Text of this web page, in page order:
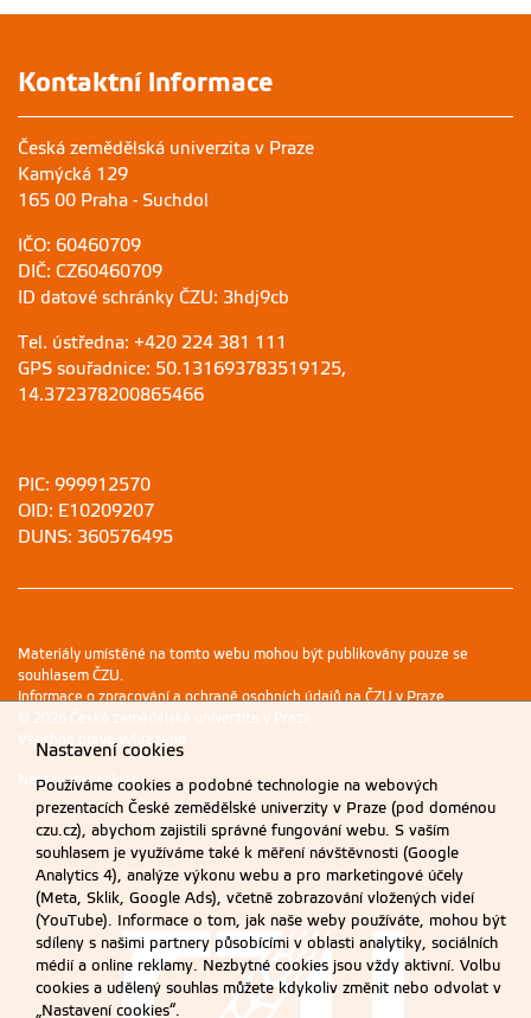
Kontaktní informace
Česká zemědělská univerzita v Praze
Kamýcká 129
165 00 Praha - Suchdol
IČO: 60460709
DIČ: CZ60460709
ID datové schránky ČZU: 3hdj9cb
Tel. ústředna: +420 224 381 111
GPS souřadnice: 50.131693783519125,
14.372378200865466
PIC: 999912570
OID: E10209207
DUNS: 360576495
Materiály umístěné na tomto webu mohou být publikovány pouze se
souhlasem ČZU.
Informace o zpracování a ochraně osobních údajů na ČZU v Praze.
© 2026 Česká zemědělská univerzita v Praze
Všechna práva vyhrazena
Nastavení cookies
Nastavení cookies
Používáme cookies a podobné technologie na webových
prezentacích České zemědělské univerzity v Praze (pod doménou
czu.cz), abychom zajistili správné fungování webu. S vaším
souhlasem je využíváme také k měření návštěvnosti (Google
Analytics 4), analýze výkonu webu a pro marketingové účely
(Meta, Sklik, Google Ads), včetně zobrazování vložených videí
(YouTube). Informace o tom, jak naše weby používáte, mohou být
sdíleny s našimi partnery působícími v oblasti analytiky, sociálních
médií a online reklamy. Nezbytné cookies jsou vždy aktivní. Volbu
cookies a udělený souhlas můžete kdykoliv změnit nebo odvolat v
„Nastavení cookies“.